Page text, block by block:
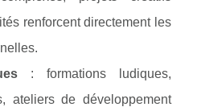
renforcent directement les
: formations ludiques,
ateliers de développement